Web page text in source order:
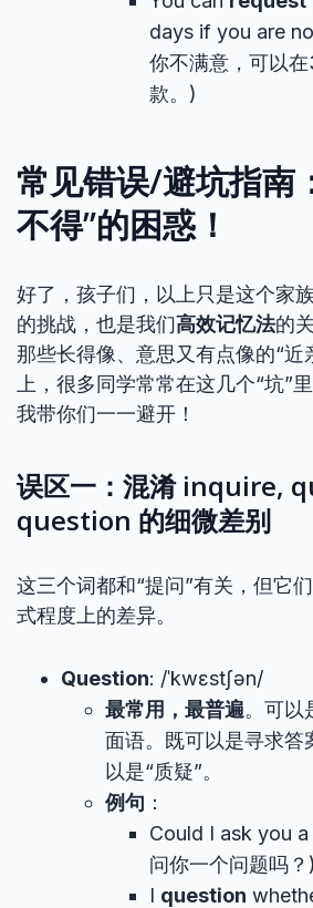
days if you are
你不满意，可以
款。)
常见错误/避坑指南
不得”的困惑！
好了，孩子们，以上只是这个家
的挑战，也是我们高效记忆法的
那些长得像、意思又有点像的“近
上，很多同学常常在这几个“坑”
我带你们一一避开！
误区一：混淆 inquire,
question 的细微差别
这三个词都和“提问”有关，但它
式程度上的差异。
Question: /ˈkwɛstʃən/
最常用，最普遍。可以
面语。既可以是寻求答
以是“质疑”。
例句 ：
Could I ask you a
问你一个问题吗
I question